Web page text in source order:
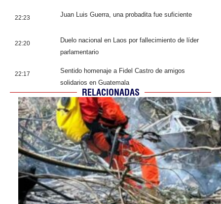
22:23 Juan Luis Guerra, una probadita fue suficiente
22:20
Duelo nacional en Laos por fallecimiento de líder
parlamentario
22:17
Sentido homenaje a Fidel Castro de amigos
solidarios en Guatemala
RELACIONADAS